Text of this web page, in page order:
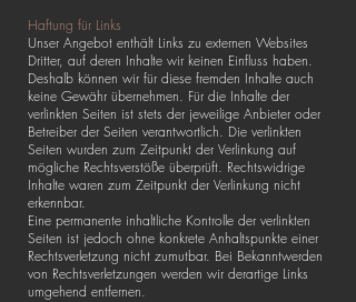
Haftung für Links
Unser Angebot enthält Links zu externen Websites
Dritter, auf deren Inhalte wir keinen Einfluss haben.
Deshalb können wir für diese fremden Inhalte auch
keine Gewähr übernehmen. Für die Inhalte der
verlinkten Seiten ist stets der jeweilige Anbieter oder
Betreiber der Seiten verantwortlich. Die verlinkten
Seiten wurden zum Zeitpunkt der Verlinkung auf
mögliche Rechtsverstöße überprüft. Rechtswidrige
Inhalte waren zum Zeitpunkt der Verlinkung nicht
erkennbar.
Eine permanente inhaltliche Kontrolle der verlinkten
Seiten ist jedoch ohne konkrete Anhaltspunkte einer
Rechtsverletzung nicht zumutbar. Bei Bekanntwerden
von Rechtsverletzungen werden wir derartige Links
umgehend entfernen.